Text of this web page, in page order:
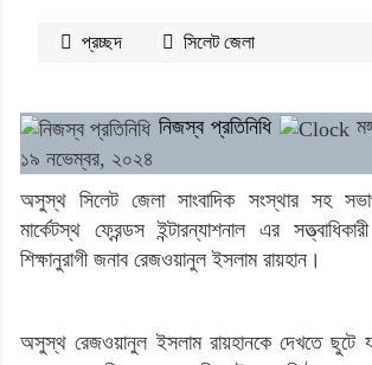
প্রচ্ছদ সিলেট জেলা
নিজস্ব প্রতিনিধি
১৯ নভেম্বর, ২০২৪
অসুস্থ সিলেট জেলা সাংবাদিক সংস্থার সহ
মার্কেটস্থ ফ্রেন্ডস ইন্টারন্যাশনাল এর
শিক্ষানুরাগী জনাব রেজওয়ানুল ইসলাম রায়হান।
অসুস্থ রেজওয়ানুল ইসলাম রায়হানকে দেখতে ছুটে